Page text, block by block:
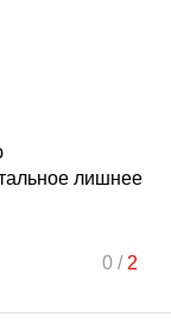
лишнее
0/ 2